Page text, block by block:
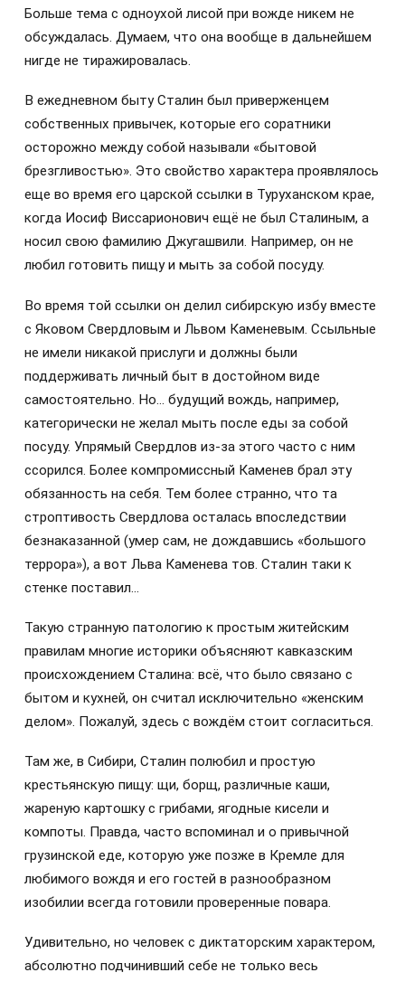
Больше тема с одноухой лисой при вожде никем не
обсуждалась. Думаем, что она вообще в дальнейшем
нигде не тиражировалась.
В ежедневном быту Сталин был приверженцем
собственных привычек, которые его соратники
осторожно между собой называли «бытовой
брезгливостью». Это свойство характера проявлялось
еще во время его царской ссылки в Туруханском крае,
когда Иосиф Виссарионович ещё не был Сталиным, а
носил свою фамилию Джугашвили. Например, он не
любил готовить пищу и мыть за собой посуду.
Во время той ссылки он делил сибирскую избу вместе
с Яковом Свердловым и Львом Каменевым. Ссыльные
не имели никакой прислуги и должны были
поддерживать личный быт в достойном виде
самостоятельно. Но… будущий вождь, например,
категорически не желал мыть после еды за собой
посуду. Упрямый Свердлов из-за этого часто с ним
ссорился. Более компромиссный Каменев брал эту
обязанность на себя. Тем более странно, что та
строптивость Свердлова осталась впоследствии
безнаказанной (умер сам, не дождавшись «большого
террора»), а вот Льва Каменева тов. Сталин таки к
стенке поставил…
Такую странную патологию к простым житейским
правилам многие историки объясняют кавказским
происхождением Сталина: всё, что было связано с
бытом и кухней, он считал исключительно «женским
делом». Пожалуй, здесь с вождём стоит согласиться.
Там же, в Сибири, Сталин полюбил и простую
крестьянскую пищу: щи, борщ, различные каши,
жареную картошку с грибами, ягодные кисели и
компоты. Правда, часто вспоминал и о привычной
грузинской еде, которую уже позже в Кремле для
любимого вождя и его гостей в разнообразном
изобилии всегда готовили проверенные повара.
Удивительно, но человек с диктаторским характером,
абсолютно подчинивший себе не только весь